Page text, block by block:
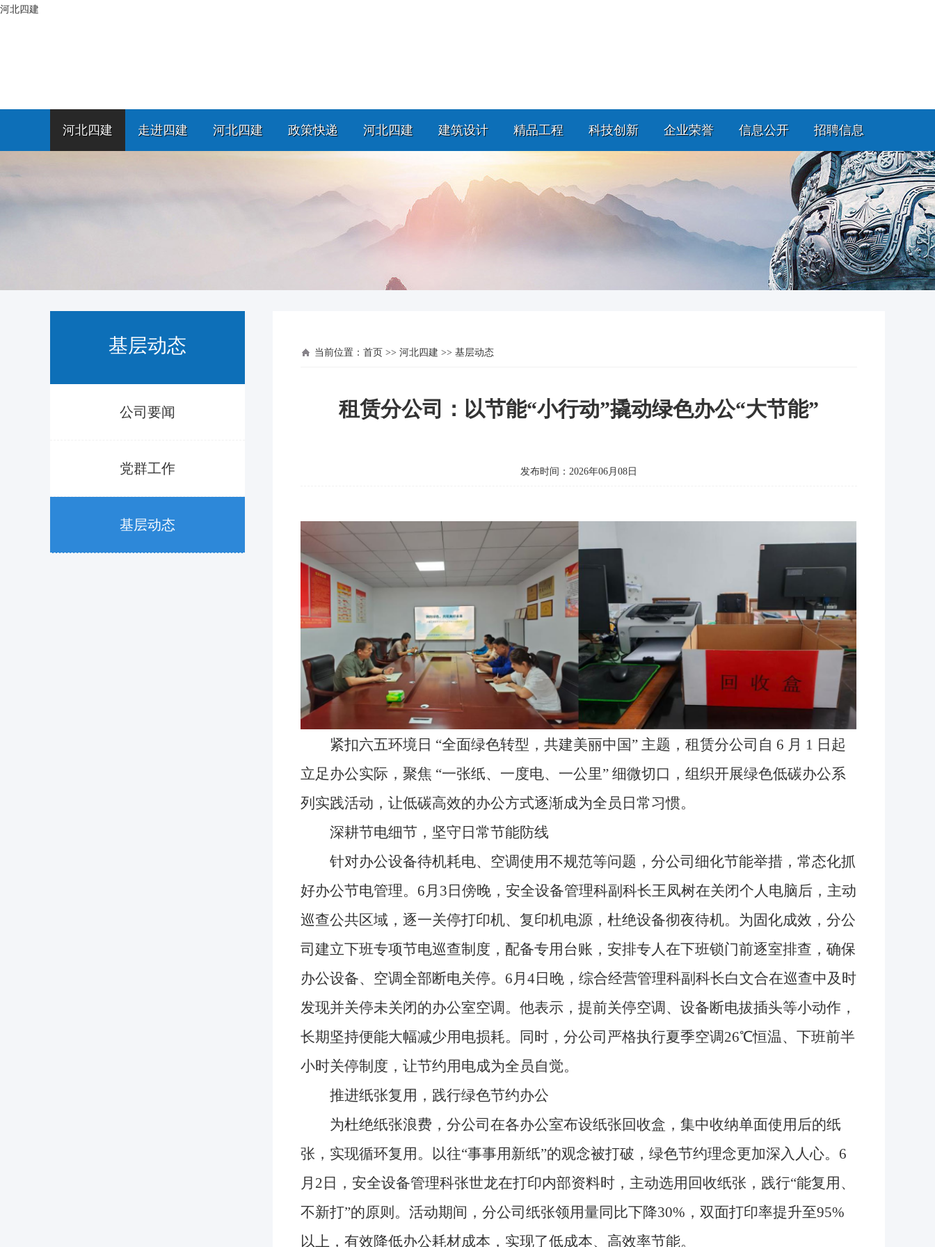
河北四建
河北四建 走进四建 河北四建 政策快递 河北四建 建筑设计 精品工程 科技创新 企业荣誉 信息公开 招聘信息
基层动态
公司要闻
党群工作
基层动态
当前位置： 首页 >> 河北四建 >> 基层动态
租赁分公司：以节能“小行动”撬动绿色办公“大节能”
发布时间：2026年06月08日
紧扣六五环境日 “全面绿色转型，共建美丽中国” 主题，租赁分公司自 6 月 1 日起
立足办公实际，聚焦 “一张纸、一度电、一公里” 细微切口，组织开展绿色低碳办公系
列实践活动，让低碳高效的办公方式逐渐成为全员日常习惯。
深耕节电细节，坚守日常节能防线
针对办公设备待机耗电、空调使用不规范等问题，分公司细化节能举措，常态化抓
好办公节电管理。6月3日傍晚，安全设备管理科副科长王凤树在关闭个人电脑后，主动
巡查公共区域，逐一关停打印机、复印机电源，杜绝设备彻夜待机。为固化成效，分公
司建立下班专项节电巡查制度，配备专用台账，安排专人在下班锁门前逐室排查，确保
办公设备、空调全部断电关停。6月4日晚，综合经营管理科副科长白文合在巡查中及时
发现并关停未关闭的办公室空调。他表示，提前关停空调、设备断电拔插头等小动作，
长期坚持便能大幅减少用电损耗。同时，分公司严格执行夏季空调26℃恒温、下班前半
小时关停制度，让节约用电成为全员自觉。
推进纸张复用，践行绿色节约办公
为杜绝纸张浪费，分公司在各办公室布设纸张回收盒，集中收纳单面使用后的纸
张，实现循环复用。以往“事事用新纸”的观念被打破，绿色节约理念更加深入人心。6
月2日，安全设备管理科张世龙在打印内部资料时，主动选用回收纸张，践行“能复用、
不新打”的原则。活动期间，分公司纸张领用量同比下降30%，双面打印率提升至95%
以上，有效降低办公耗材成本，实现了低成本、高效率节能。